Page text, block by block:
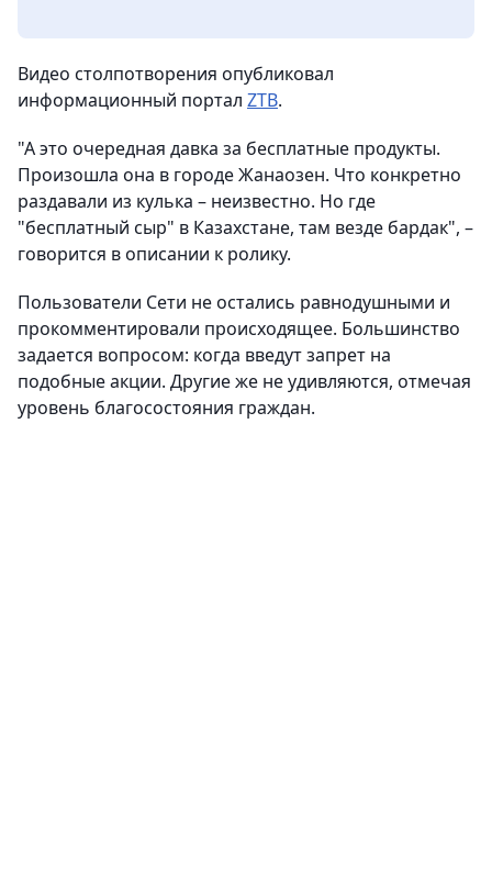
Видео столпотворения опубликовал
информационный портал ZTB.
"А это очередная давка за бесплатные продукты.
Произошла она в городе Жанаозен. Что конкретно
раздавали из кулька – неизвестно. Но где
"бесплатный сыр" в Казахстане, там везде бардак", –
говорится в описании к ролику.
Пользователи Сети не остались равнодушными и
прокомментировали происходящее. Большинство
задается вопросом: когда введут запрет на
подобные акции. Другие же не удивляются, отмечая
уровень благосостояния граждан.